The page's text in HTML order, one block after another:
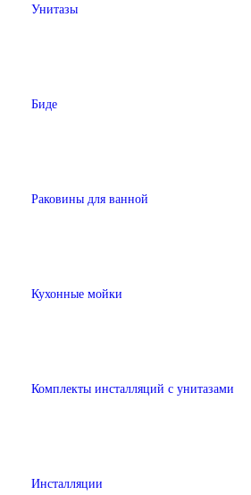
Унитазы
Биде
Раковины для ванной
Кухонные мойки
Комплекты инсталляций с унитазами
Инсталляции